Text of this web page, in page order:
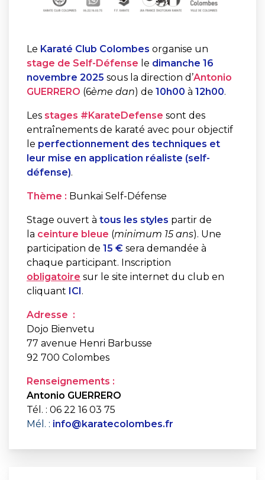
Le Karaté Club Colombes organise un
stage de Self-Défense le dimanche 16
novembre 2025 sous la direction d’Antonio
GUERRERO (6ème dan) de 10h00 à 12h00.
Les stages #KarateDefense sont des
entraînements de karaté avec pour objectif
le perfectionnement des techniques et
leur mise en application réaliste (self-
défense).
Thème : Bunkai Self-Défense
Stage ouvert à tous les styles partir de
la ceinture bleue (minimum 15 ans). Une
participation de 15 € sera demandée à
chaque participant. Inscription
obligatoire sur le site internet du club en
cliquant ICI.
Adresse :
Dojo Bienvetu
77 avenue Henri Barbusse
92 700 Colombes
Renseignements :
Antonio GUERRERO
Tél. : 06 22 16 03 75
Mél. : info@karatecolombes.fr